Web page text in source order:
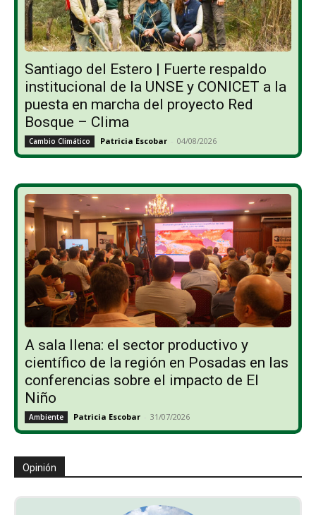
Santiago del Estero | Fuerte respaldo
institucional de la UNSE y CONICET a la
puesta en marcha del proyecto Red
Bosque – Clima
Cambio Climático Patricia Escobar - 04/08/2026
A sala llena: el sector productivo y
científico de la región en Posadas en las
conferencias sobre el impacto de El
Niño
Ambiente Patricia Escobar - 31/07/2026
Opinión